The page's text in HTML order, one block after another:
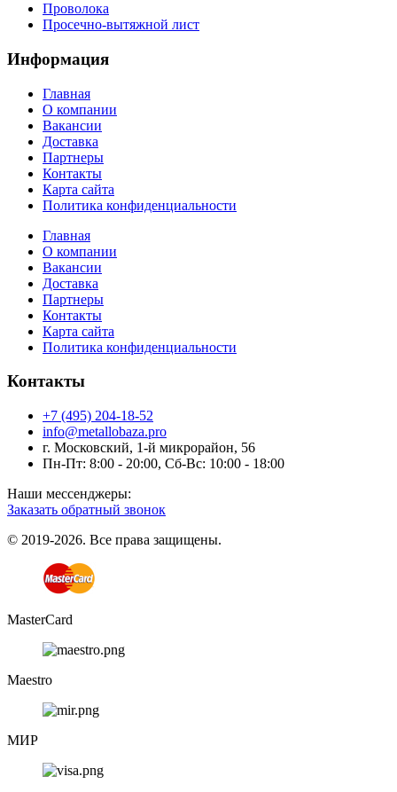
Проволока
Просечно-вытяжной лист
Информация
Главная
О компании
Вакансии
Доставка
Партнеры
Контакты
Карта сайта
Политика конфиденциальности
Главная
О компании
Вакансии
Доставка
Партнеры
Контакты
Карта сайта
Политика конфиденциальности
Контакты
+7 (495) 204-18-52
info@metallobaza.pro
г. Московский, 1-й микрорайон, 56
Пн-Пт: 8:00 - 20:00, Сб-Вс: 10:00 - 18:00
Наши мессенджеры:
Заказать обратный звонок
© 2019-2026. Все права защищены.
MasterCard
Maestro
МИР